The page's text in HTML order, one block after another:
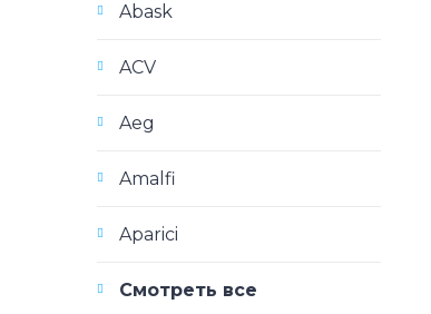
Abask
ACV
Aeg
Amalfi
Aparici
Смотреть все